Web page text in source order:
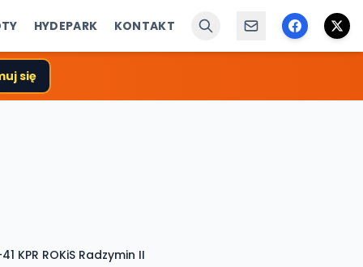
HYDEPARK KONTAKT
się
KPR ROKiS Radzymin II